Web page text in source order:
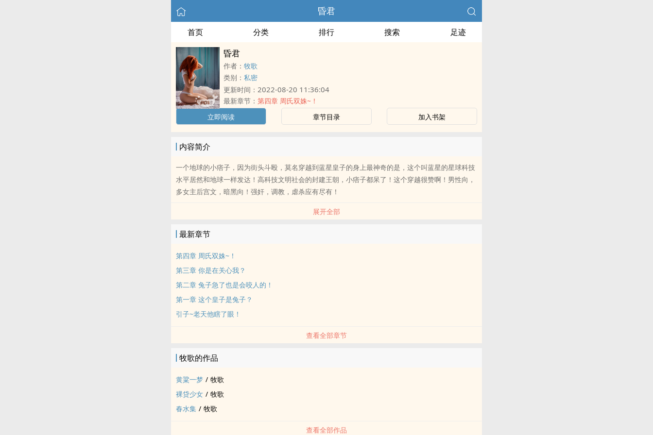
昏君
首页 分类 排行 搜索 足迹
昏君
作者： 牧歌
类别： 私密
更新时间： 2022-08-20 11:36:04
最新章节： 第四章 周氏双姝~！
立即阅读
章节目录 加入书架
内容简介
一个地球的小痞子，因为街头斗殴，莫名穿越到蓝星皇子的身上最神奇的是，这个叫蓝星的星球科技
水平居然和地球一样发达！高科技文明社会的封建王朝，小痞子都呆了！这个穿越很赞啊！男性向，
多女主后宫文，暗黑向！强奸，调教，虐杀应有尽有！
展开全部
最新章节
第四章 周氏双姝~！
第三章 你是在关心我？
第二章 兔子急了也是会咬人的！
第一章 这个皇子是兔子？
引子~老天他瞎了眼！
查看全部章节
牧歌的作品
黄粱一梦 / 牧歌
裸贷少女 / 牧歌
春水集 / 牧歌
查看全部作品